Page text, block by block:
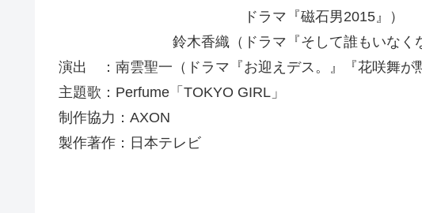
ドラマ『磁石男2015』）
鈴木香織（ドラマ『そして誰もいなくな
演出 ：南雲聖一（ドラマ『お迎えデス。』『花咲舞が
主題歌：Perfume「TOKYO GIRL」
制作協力：AXON
製作著作：日本テレビ